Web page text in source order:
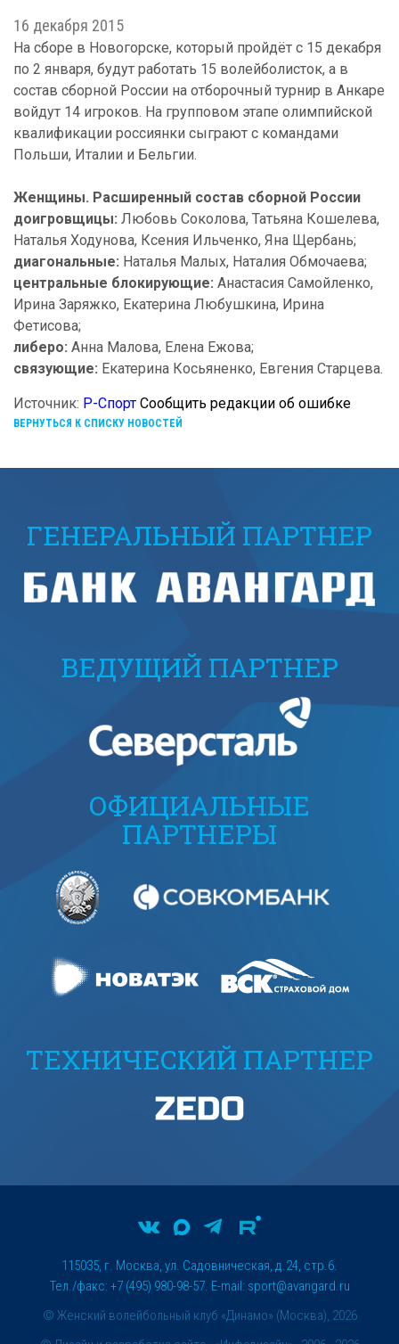
16 декабря 2015
На сборе в Новогорске, который пройдёт с 15 декабря
по 2 января, будут работать 15 волейболисток, а в
состав сборной России на отборочный турнир в Анкаре
войдут 14 игроков. На групповом этапе олимпийской
квалификации россиянки сыграют с командами
Польши, Италии и Бельгии.
Женщины. Расширенный состав сборной России
доигровщицы: Любовь Соколова, Татьяна Кошелева,
Наталья Ходунова, Ксения Ильченко, Яна Щербань;
диагональные: Наталья Малых, Наталия Обмочаева;
центральные блокирующие: Анастасия Самойленко,
Ирина Заряжко, Екатерина Любушкина, Ирина
Фетисова;
либеро: Анна Малова, Елена Ежова;
связующие: Екатерина Косьяненко, Евгения Старцева.
Источник: Р-Спорт Сообщить редакции об ошибке
ВЕРНУТЬСЯ К СПИСКУ НОВОСТЕЙ
ГЕНЕРАЛЬНЫЙ ПАРТНЕР
ВЕДУЩИЙ ПАРТНЕР
ОФИЦИАЛЬНЫЕ
ПАРТНЕРЫ
ТЕХНИЧЕСКИЙ ПАРТНЕР
© Женский волейбольный клуб «Динамо» (Москва), 2026
115035, г. Москва, ул. Садовническая, д.24, стр.6.
Тел./факс: +7 (495) 980-98-57. E-mail: sport@avangard.ru